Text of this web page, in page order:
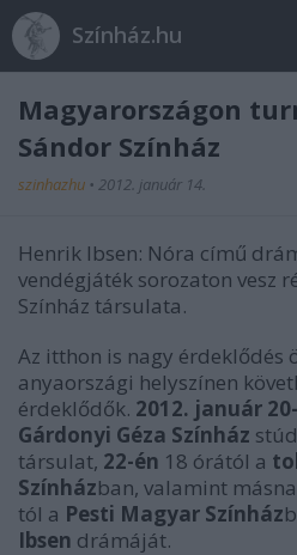
Színház.hu
Magyarországon
Sándor Színház
szinhazhu • 2012. január 14.
Henrik Ibsen: Nóra című
vendégjáték sorozaton vesz
Színház társulata.
Az itthon is nagy érdeklődés
anyaországi helyszínen
érdeklődők. 2012. január
Gárdonyi Géza Színház
társulat, 22-én 18 órától a
Színházban, valamint
tól a Pesti Magyar Színház
Ibsen drámáját.